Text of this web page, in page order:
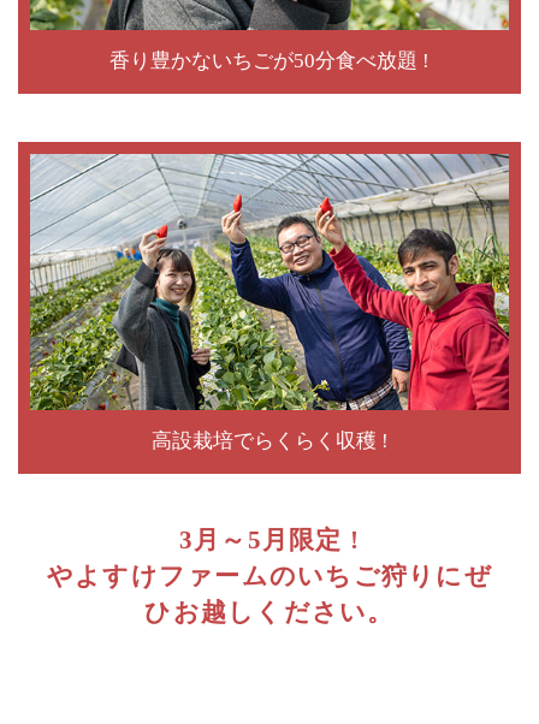
香り豊かないちごが50分食べ放題 !
高設栽培でらくらく収穫 !
3月～5月限定 !
やよすけファームのいちご狩りに​​​​​​​ぜ
ひお越しください。